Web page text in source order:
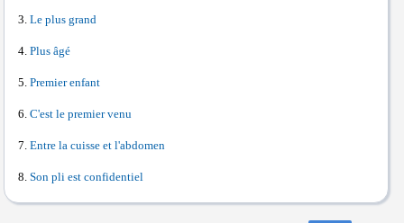
Le plus grand
Plus âgé
Premier enfant
C'est le premier venu
Entre la cuisse et l'abdomen
Son pli est confidentiel